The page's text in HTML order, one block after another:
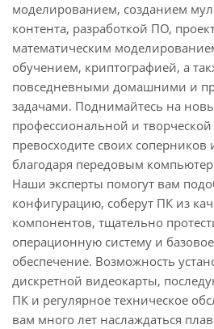
моделированием, созданием
контента, разработкой ПО,
математическим
обучением, криптографией, а
повседневными домашними и
задачами. Поднимайтесь на
профессиональной и
превосходите своих соперников
благодаря передовым
Наши эксперты помогут вам
конфигурацию, соберут ПК из
компонентов, тщательно
операционную систему и
обеспечение. Возможность
дискретной видеокарты,
ПК и регулярное техническое
вам много лет наслаждаться